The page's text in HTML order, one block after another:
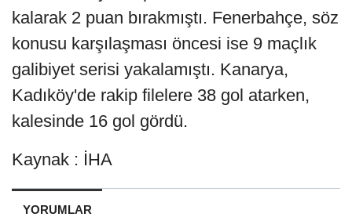
kalarak 2 puan bırakmıştı. Fenerbahçe, söz
konusu karşılaşması öncesi ise 9 maçlık
galibiyet serisi yakalamıştı. Kanarya,
Kadıköy'de rakip filelere 38 gol atarken,
kalesinde 16 gol gördü.
Kaynak : İHA
YORUMLAR